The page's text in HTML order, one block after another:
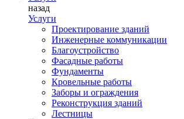
назад
Услуги
Проектирование зданий
Инженерные коммуникации
Благоустройство
Фасадные работы
Фундаменты
Кровельные работы
Заборы и ограждения
Реконструкция зданий
Лестницы